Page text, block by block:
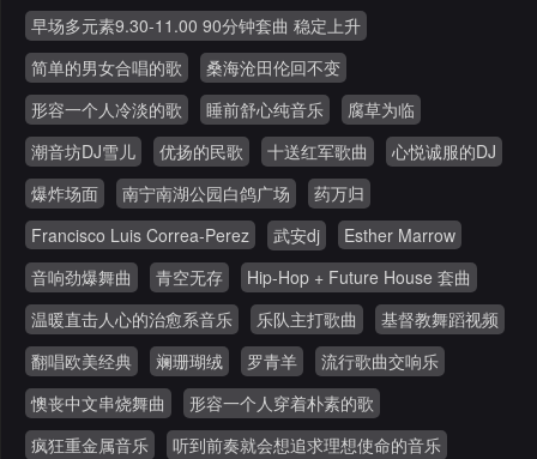
早场多元素9.30-11.00 90分钟套曲 稳定上升
简单的男女合唱的歌
桑海沧田伦回不变
形容一个人冷淡的歌
睡前舒心纯音乐
腐草为临
潮音坊DJ雪儿
优扬的民歌 十送红军歌曲
心悦诚服的DJ
爆炸场面
南宁南湖公园白鸽广场
药万归
Francisco Luis Correa-Perez
武安dj
Esther Marrow
音响劲爆舞曲
青空无存
Hip-Hop + Future House 套曲
温暖直击人心的治愈系音乐
乐队主打歌曲
基督教舞蹈视频
翻唱欧美经典
斓珊瑚绒 罗青羊
流行歌曲交响乐
懊丧中文串烧舞曲
形容一个人穿着朴素的歌
疯狂重金属音乐
听到前奏就会想追求理想使命的音乐